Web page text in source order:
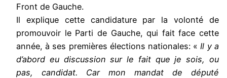
Front de Gauche.
Il explique cette candidature par la volonté de
promouvoir le Parti de Gauche, qui fait face cette
année, à ses premières élections nationales: « Il y a
d’abord eu discussion sur le fait que je sois, ou
pas, candidat. Car mon mandat de député